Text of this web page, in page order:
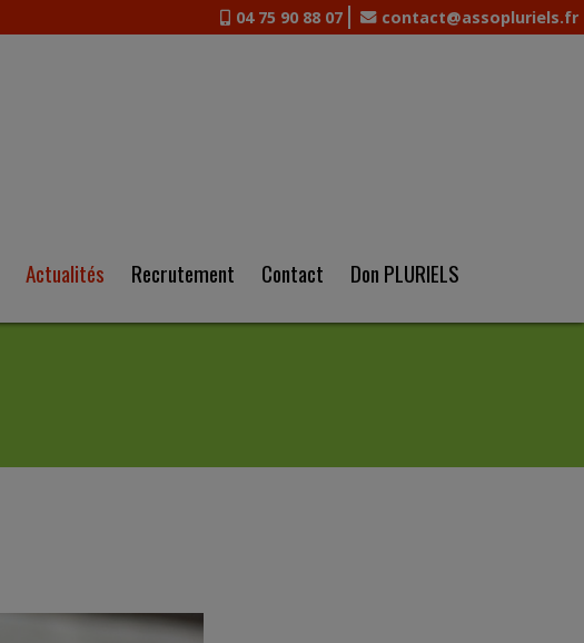
04 75 90 88 07 contact@assopluriels.fr
Actualités Recrutement Contact Don PLURIELS